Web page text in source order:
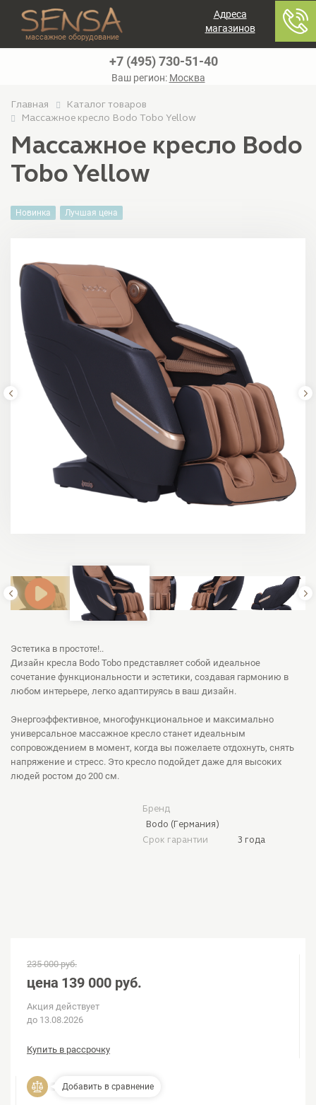
массажное оборудование
Адреса
магазинов
+7 (495) 730-51-40
Ваш регион: Москва
Главная
Каталог товаров
Массажное кресло Bodo Tobo Yellow
Массажное кресло Bodo
Tobo Yellow
Новинка Лучшая цена
Эстетика в простоте!..
Дизайн кресла Bodo Tobo представляет собой идеальное
сочетание функциональности и эстетики, создавая гармонию в
любом интерьере, легко адаптируясь в ваш дизайн.
Энергоэффективное, многофункциональное и максимально
универсальное массажное кресло станет идеальным
сопровождением в момент, когда вы пожелаете отдохнуть, снять
напряжение и стресс. Это кресло подойдет даже для высоких
людей ростом до 200 см.
Бренд
Bodo (Германия)
Срок гарантии
3 года
235 000 руб.
цена 139 000 руб.
Акция действует
до 13.08.2026
Купить в рассрочку
Добавить в сравнение